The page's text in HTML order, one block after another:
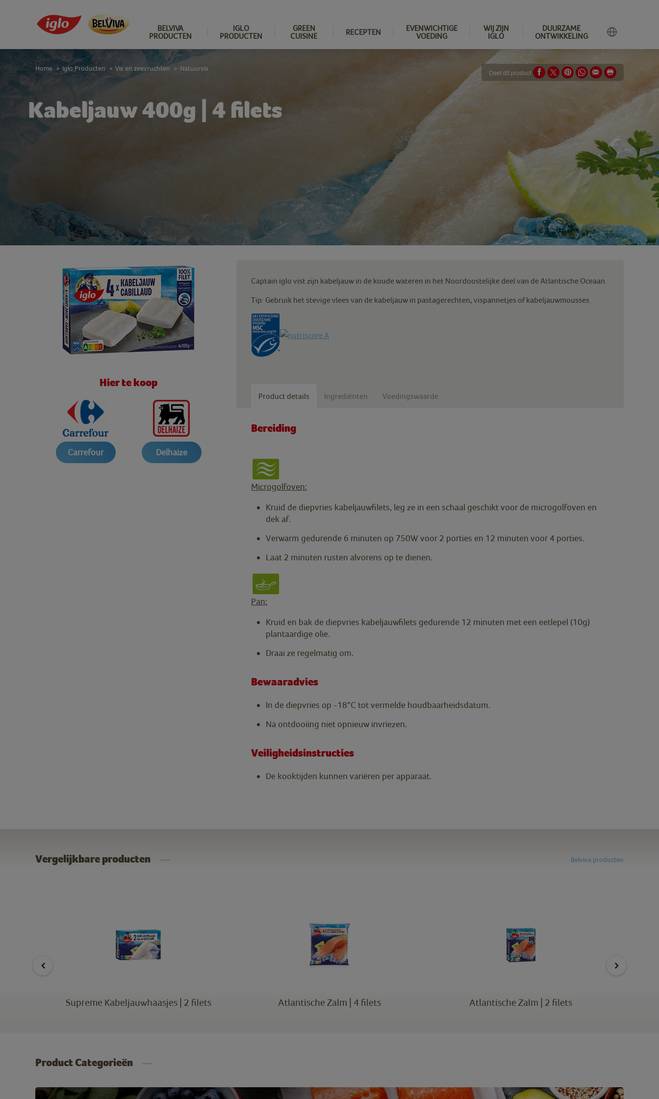
BELVIVA
PRODUCTEN
IGLO
PRODUCTEN
GREEN
CUISINE
RECEPTEN
EVENWICHTIGE
VOEDING
WIJ ZIJN
IGLO
DUURZAME
ONTWIKKELING
Kabeljauw 400g | 4 filets
Home > Iglo Producten > Vis en zeevruchten > Natuurvis Deel dit product
Hier te koop
Carrefour Delhaize
Captain iglo vist zijn kabeljauw in de koude wateren in het Noordoostelijke deel van de Atlantische Oceaan.
Tip: Gebruik het stevige vlees van de kabeljauw in pastagerechten, vispannetjes of kabeljauwmousses.
Product details Ingrediënten Voedingswaarde
Bereiding
Microgolfoven:
Kruid de diepvries kabeljauwfilets, leg ze in een schaal geschikt voor de microgolfoven en
dek af.
Verwarm gedurende 6 minuten op 750W voor 2 porties en 12 minuten voor 4 porties.
Laat 2 minuten rusten alvorens op te dienen.
Pan:
Kruid en bak de diepvries kabeljauwfilets gedurende 12 minuten met een eetlepel (10g)
plantaardige olie.
Draai ze regelmatig om.
Bewaaradvies
In de diepvries op -18°C tot vermelde houdbaarheidsdatum.
Na ontdooiing niet opnieuw invriezen.
Veiligheidsinstructies
De kooktijden kunnen variëren per apparaat.
Vergelijkbare producten Belviva producten
Supreme Kabeljauwhaasjes | 2 filets Atlantische Zalm | 4 filets Atlantische Zalm | 2 filets
Product Categorieën